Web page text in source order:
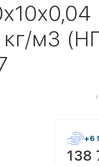
кг/м3
+6
138